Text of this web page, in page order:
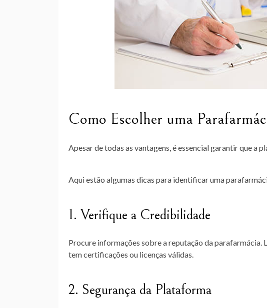
Como Escolher uma
Apesar de todas as vantagens, é essencial garantir que a
Aqui estão algumas dicas para identificar uma
1. Verifique a Credibilidade
Procure informações sobre a reputação da parafarmácia.
tem certificações ou licenças válidas.
2. Segurança da Plataforma